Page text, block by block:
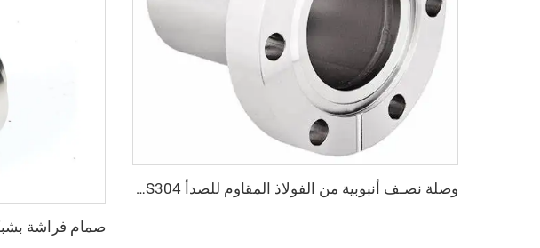
وصلة نصـف أنبوبية من الفولاذ المقاوم للصدأ SS304 وSS316L، ذات خيوط داخلية وثقوب عابرة، CF16-CF250، تجهيزات فراغ عالية ثابتة، شفة 1/2"-10"